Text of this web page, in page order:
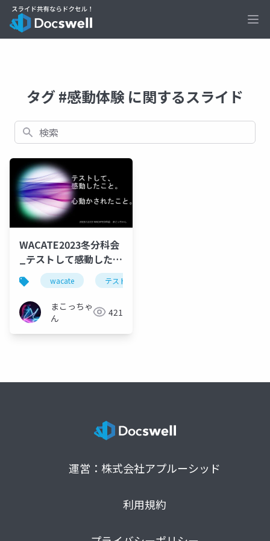
タグ #感動体験 に関するスライド
検索
WACATE2023冬分科会
_テストして感動したこ
と
wacate テスト
まこっちゃ
ん
421
運営：株式会社アプルーシッド
利用規約